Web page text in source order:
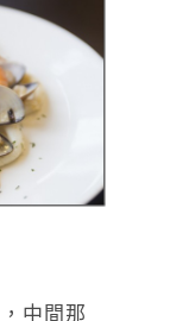
中間那